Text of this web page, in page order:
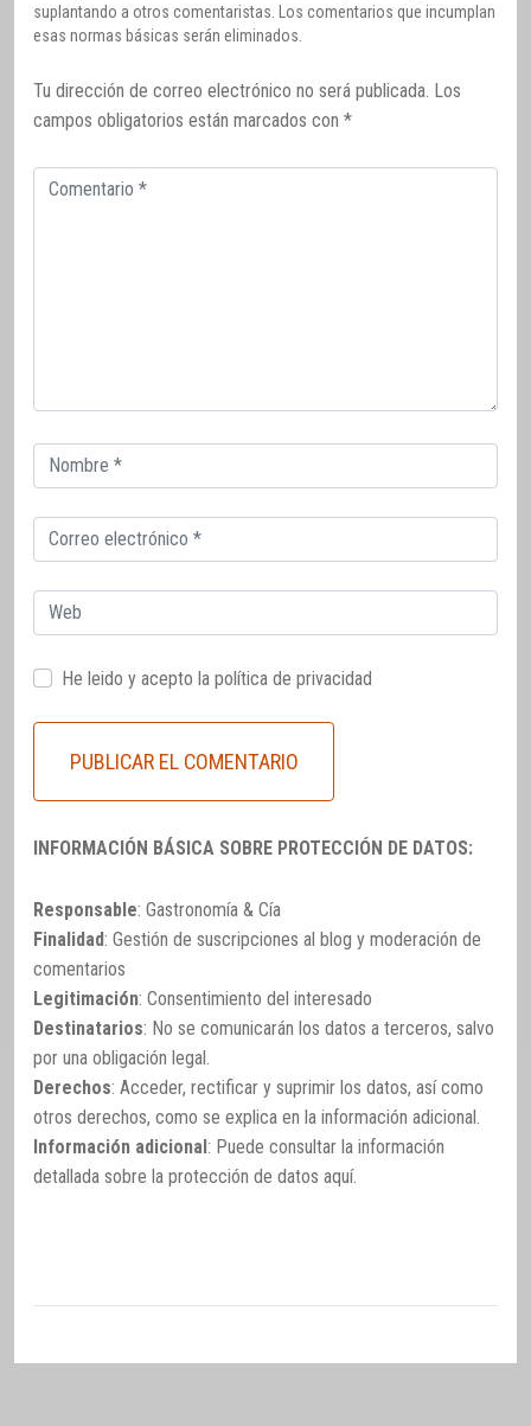
suplantando a otros comentaristas. Los comentarios que incumplan
esas normas básicas serán eliminados.
Tu dirección de correo electrónico no será publicada. Los
campos obligatorios están marcados con *
Comentario
Correo
electrónico
Correo
electrónico
Web
He leido y acepto la política de privacidad
INFORMACIÓN BÁSICA SOBRE PROTECCIÓN DE DATOS:
Responsable: Gastronomía & Cía
Finalidad: Gestión de suscripciones al blog y moderación de
comentarios
Legitimación: Consentimiento del interesado
Destinatarios: No se comunicarán los datos a terceros, salvo
por una obligación legal.
Derechos: Acceder, rectificar y suprimir los datos, así como
otros derechos, como se explica en la información adicional.
Información adicional : Puede consultar la información
detallada sobre la protección de datos aquí.